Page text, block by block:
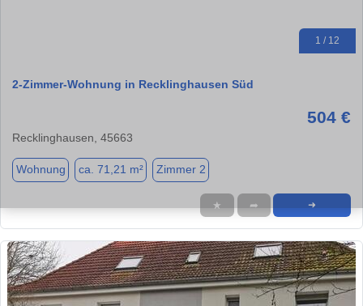
1 / 12
2-Zimmer-Wohnung in Recklinghausen Süd
504 €
Recklinghausen, 45663
Wohnung ca. 71,21 m² Zimmer 2
★ ➦ ➜